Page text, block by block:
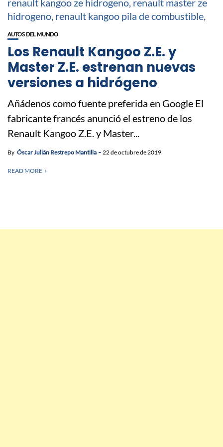
AUTOS DEL MUNDO
Los Renault Kangoo Z.E. y
Master Z.E. estrenan nuevas
versiones a hidrógeno
Añádenos como fuente preferida en Google El
fabricante francés anunció el estreno de los
Renault Kangoo Z.E. y Master...
By Óscar Julián Restrepo Mantilla 22 de octubre de 2019
READ MORE